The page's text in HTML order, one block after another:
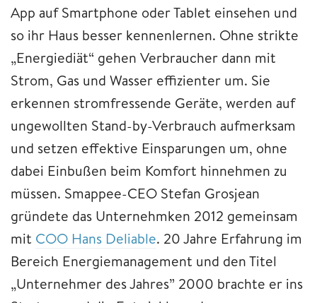
App auf Smartphone oder Tablet einsehen und
so ihr Haus besser kennenlernen. Ohne strikte
„Energiediät“ gehen Verbraucher dann mit
Strom, Gas und Wasser effizienter um. Sie
erkennen stromfressende Geräte, werden auf
ungewollten Stand-by-Verbrauch aufmerksam
und setzen effektive Einsparungen um, ohne
dabei Einbußen beim Komfort hinnehmen zu
müssen. Smappee-CEO Stefan Grosjean
gründete das Unternehmken 2012 gemeinsam
mit COO Hans Deliable. 20 Jahre Erfahrung im
Bereich Energiemanagement und den Titel
„Unternehmer des Jahres” 2000 brachte er ins